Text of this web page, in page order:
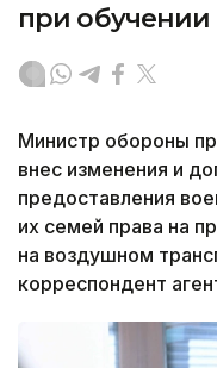
при
Министр обороны
внес изменения и
предоставления
их семей права на
на воздушном
корреспондент